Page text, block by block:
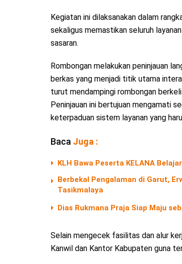
Kegiatan ini dilaksanakan dalam
sekaligus memastikan seluruh
sasaran.
Rombongan melakukan peninjauan
berkas yang menjadi titik utama
turut mendampingi rombongan
Peninjauan ini bertujuan mengamati
keterpaduan sistem layanan yang
Baca Juga :
KLH Bawa Peserta KELANA
Berbekal Pengalaman di Garut,
Tasikmalaya
Dias Rukmana Praja Siap Maju
Selain mengecek fasilitas dan alur
Kanwil dan Kantor Kabupaten guna